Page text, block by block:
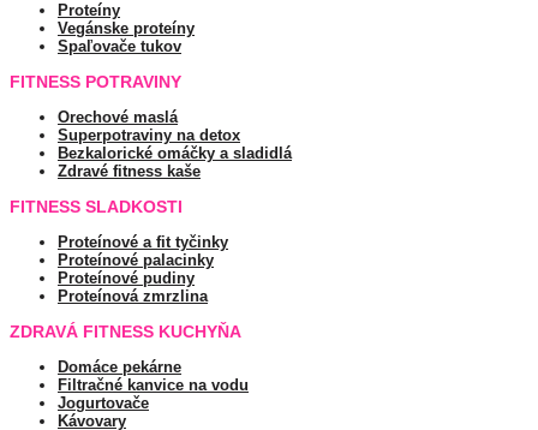
Proteíny
Vegánske proteíny
Spaľovače tukov
FITNESS POTRAVINY
Orechové maslá
Superpotraviny na detox
Bezkalorické omáčky a sladidlá
Zdravé fitness kaše
FITNESS SLADKOSTI
Proteínové a fit tyčinky
Proteínové palacinky
Proteínové pudiny
Proteínová zmrzlina
ZDRAVÁ FITNESS KUCHYŇA
Domáce pekárne
Filtračné kanvice na vodu
Jogurtovače
Kávovary